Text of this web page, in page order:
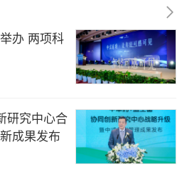
球科学顾问委员会委员。他相
年在一代代人身上临床实践验
下来的国人健康大数据。经典
相互协同、制衡，蕴含着中国
健东方智慧和现代方法的融
办 两项科
研究中心合
成果发布